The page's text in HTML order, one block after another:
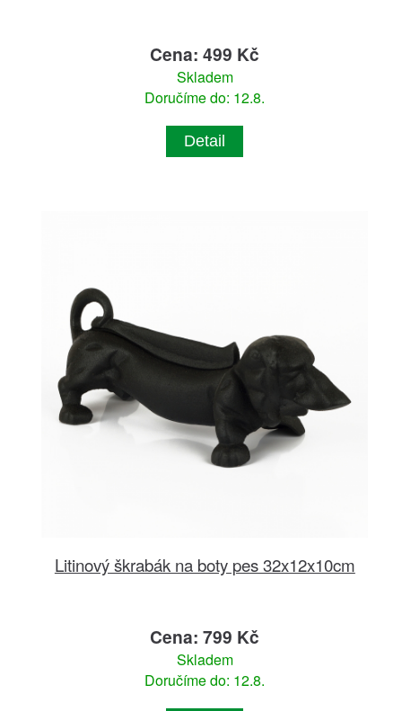
Cena: 499 Kč
Skladem
Doručíme do: 12.8.
Detail
Litinový škrabák na boty pes 32x12x10cm
Cena: 799 Kč
Skladem
Doručíme do: 12.8.